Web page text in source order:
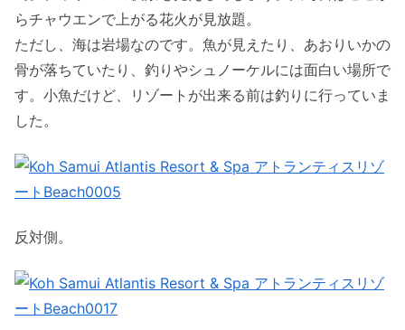
らチャウエンで上がる花火が見放題。
ただし、海は岩場なのです。魚が見えたり、あおりいかの
骨が落ちていたり、釣りやシュノーケルには面白い場所で
す。小魚だけど、リゾートが出来る前は釣りに行っていま
した。
反対側。